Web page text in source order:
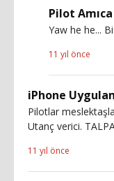
Pilot Amıca
Yaw he he...
11 yıl önce
iPhone
Pilotlar
Utanç verici.
11 yıl önce